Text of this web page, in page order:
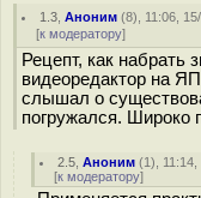
1.3 ,Аноним (8), 11:06,
[к модератору]
Рецепт, как набрать
видеоредактор на
слышал о
погружался. Широко
2.5 ,Аноним (1), 11:14,
[к модератору]